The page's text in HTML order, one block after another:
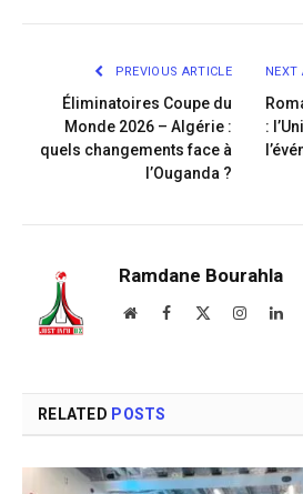
PREVIOUS ARTICLE
Éliminatoires Coupe du
Monde 2026 – Algérie :
quels changements face à
l’Ouganda ?
NEXT
:
Ramdane Bourahla
WebsiteFacebook Instagram
RELATED POSTS